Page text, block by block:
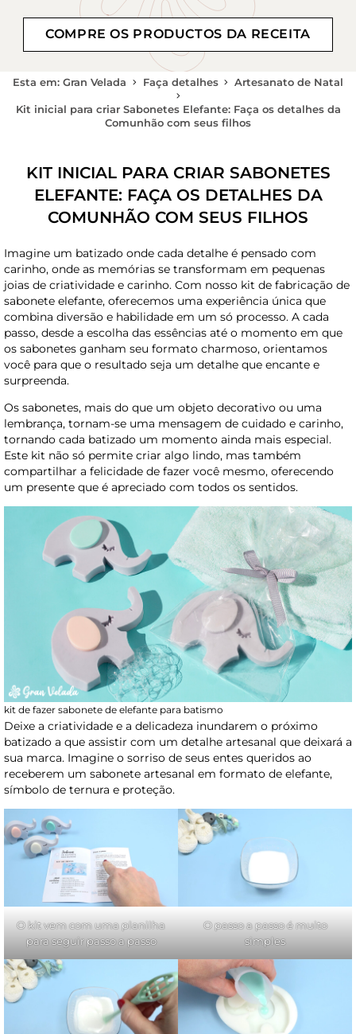
COMPRE OS PRODUCTOS DA RECEITA
Esta em: Gran Velada Faça detalhes Artesanato de Natal
Kit inicial para criar Sabonetes Elefante: Faça os detalhes da
Comunhão com seus filhos
KIT INICIAL PARA CRIAR SABONETES
ELEFANTE: FAÇA OS DETALHES DA
COMUNHÃO COM SEUS FILHOS
Imagine um batizado onde cada detalhe é pensado com
carinho, onde as memórias se transformam em pequenas
joias de criatividade e carinho. Com nosso kit de fabricação de
sabonete elefante, oferecemos uma experiência única que
combina diversão e habilidade em um só processo. A cada
passo, desde a escolha das essências até o momento em que
os sabonetes ganham seu formato charmoso, orientamos
você para que o resultado seja um detalhe que encante e
surpreenda.
Os sabonetes, mais do que um objeto decorativo ou uma
lembrança, tornam-se uma mensagem de cuidado e carinho,
tornando cada batizado um momento ainda mais especial.
Este kit não só permite criar algo lindo, mas também
compartilhar a felicidade de fazer você mesmo, oferecendo
um presente que é apreciado com todos os sentidos.
kit de fazer sabonete de elefante para batismo
Deixe a criatividade e a delicadeza inundarem o próximo
batizado a que assistir com um detalhe artesanal que deixará a
sua marca. Imagine o sorriso de seus entes queridos ao
receberem um sabonete artesanal em formato de elefante,
símbolo de ternura e proteção.
O kit vem com uma planilha
para seguir passo a passo
O passo a passo é muito
simples